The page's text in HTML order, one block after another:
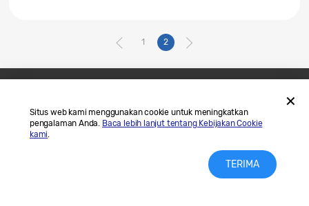
Situs web kami menggunakan cookie untuk meningkatkan
pengalaman Anda. Baca lebih lanjut tentang Kebijakan Cookie
kami.
TERIMA
1 2
Hubungi Kami
SAMSUNG.COM
Legal
Privasi